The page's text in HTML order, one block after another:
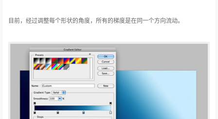
目前，经过调整每个形状的角度，所有的梯度是在同一个方向流动。